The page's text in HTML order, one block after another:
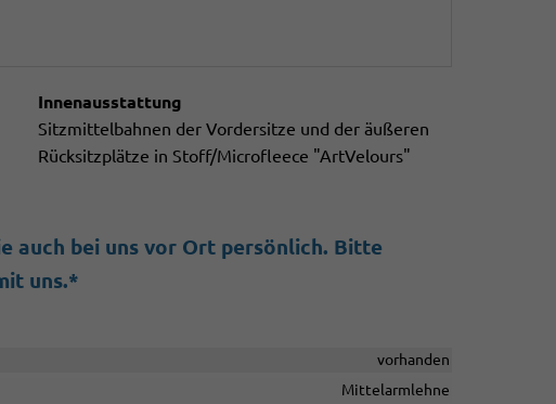
Innenausstattung
Sitzmittelbahnen der Vordersitze und der äußeren
Rücksitzplätze in Stoff/Microfleece "ArtVelours"
auch bei uns vor Ort persönlich. Bitte
uns.*
vorhanden
Mittelarmlehne